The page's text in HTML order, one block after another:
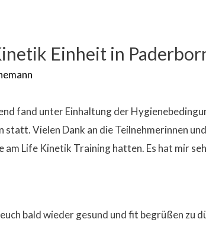
Einheit in
fand unter Einhaltung der
statt. Vielen Dank an die Teilnehmerinnen
am Life Kinetik Training hatten. Es hat mir
bald wieder gesund und fit begrüßen zu